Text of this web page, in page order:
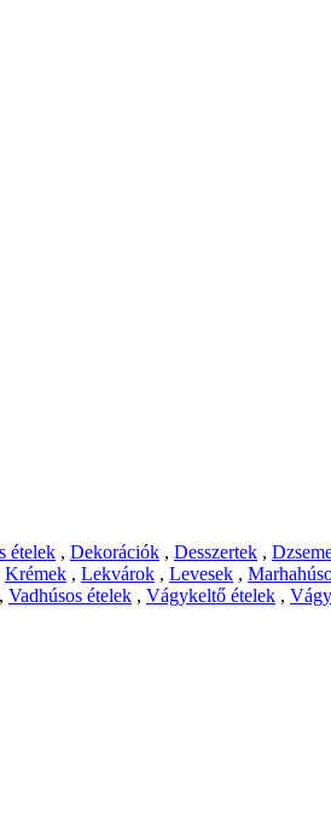
ételek , Dekorációk , Desszertek ,
Krémek , Lekvárok , Levesek ,
, Vadhúsos ételek , Vágykeltő ételek ,